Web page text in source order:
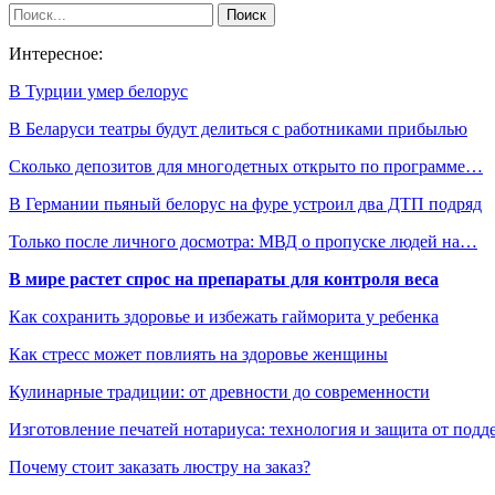
Интересное:
В Турции умер белорус
В Беларуси театры будут делиться с работниками прибылью
Сколько депозитов для многодетных открыто по программе…
В Германии пьяный белорус на фуре устроил два ДТП подряд
Только после личного досмотра: МВД о пропуске людей на…
В мире растет спрос на препараты для контроля веса
Как сохранить здоровье и избежать гайморита у ребенка
Как стресс может повлиять на здоровье женщины
Кулинарные традиции: от древности до современности
Изготовление печатей нотариуса: технология и защита от
Почему стоит заказать люстру на заказ?